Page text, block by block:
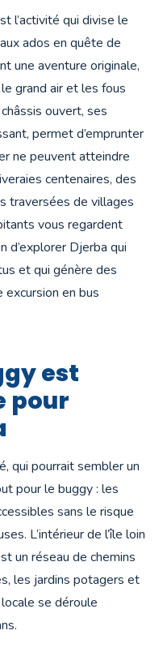
l’activité qui divise le
ados en quête de
une aventure originale,
grand air et les fous
ouvert, ses
permet d’emprunter
ne peuvent atteindre
centenaires, des
traversées de villages
vous regardent
d’explorer Djerba qui
et qui génère des
excursion en bus
est
pour
qui pourrait sembler un
pour le buggy : les
sans le risque
L’intérieur de l’île loin
un réseau de chemins
les jardins potagers et
se déroule